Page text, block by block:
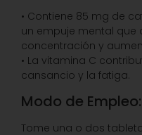
• Contiene 85 mg de
un empuje mental que
concentración y
• La vitamina C
cansancio y la fatiga.
Modo de Empleo:
Tome una o dos